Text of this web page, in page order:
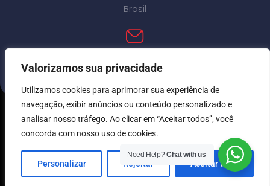
Valorizamos sua privacidade
Utilizamos cookies para aprimorar sua experiência de
navegação, exibir anúncios ou conteúdo personalizado e
analisar nosso tráfego. Ao clicar em “Aceitar todos”, você
concorda com nosso uso de cookies.
Personalizar Rejeitar Aceitar tudo
Brasil
© Immi Canada 2026. Todos os direitos reservados.
Need Help?Chat with us